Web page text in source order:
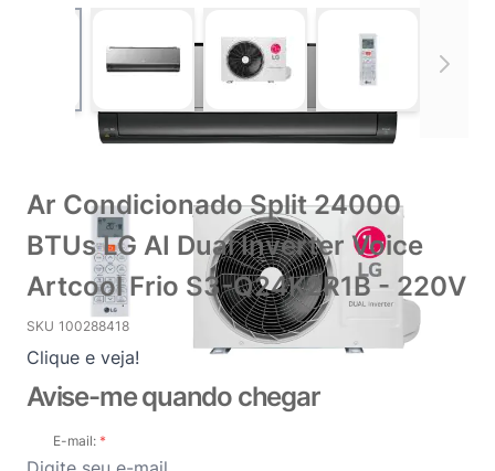
Ar Condicionado Split 24000
BTUs LG AI Dual Inverter Voice
Artcool Frio S3-Q24K2R1B - 220V
SKU 100288418
Clique e veja!
Avise-me quando chegar
E-mail: